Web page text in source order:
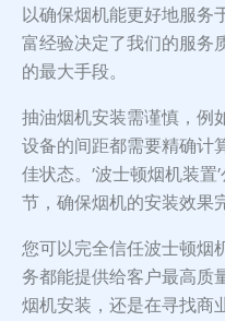
以确保烟机能更好地服务
富经验决定了我们的服务
的最大手段。
抽油烟机安装需谨慎，例
设备的间距都需要精确计
佳状态。’波士顿烟机装
节，确保烟机的安装效果
您可以完全信任波士顿烟
务都能提供给客户最高质
烟机安装，还是在寻找商